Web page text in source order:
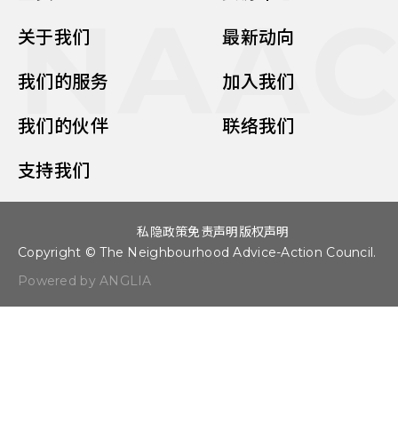
关于我们
我们的服务
我们的伙伴
支持我们
最新动向
加入我们
联络我们
Copyright © The Neighbourhood Advice-Action Council.
Powered by ANGLIA
私隐政策免责声明 版权声明